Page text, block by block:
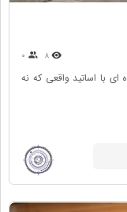
۸
با اساتید واقعی که نه